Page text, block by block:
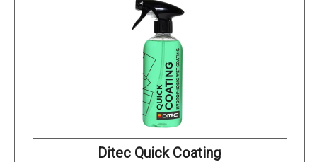
Ditec Quick Coating